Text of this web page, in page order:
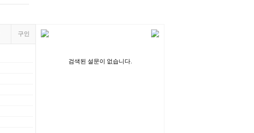
구인
검색된 설문이 없습니다.